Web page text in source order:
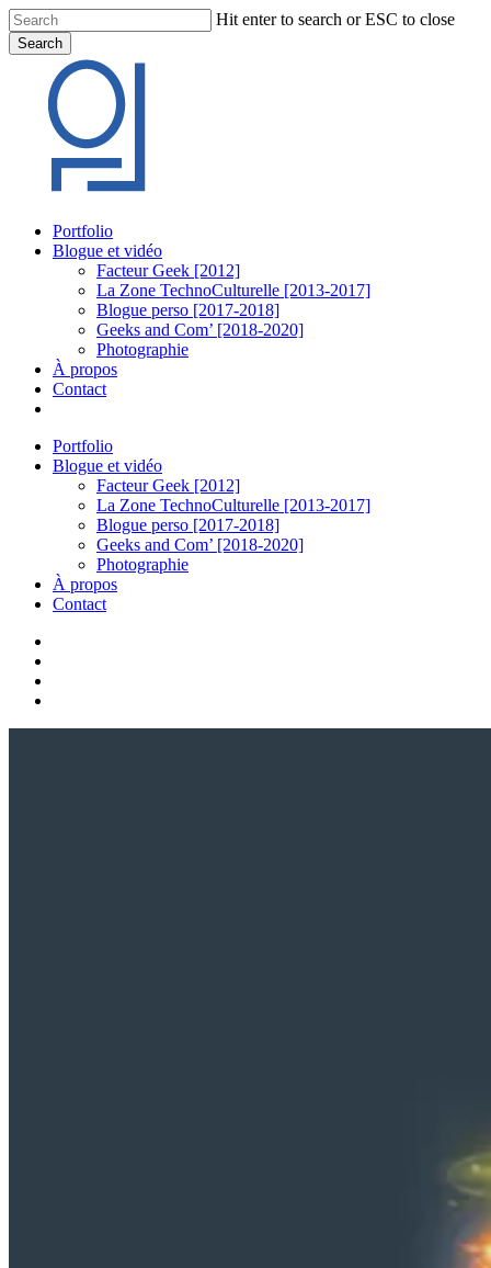
Skip
to
main
content
Hit enter to search or ESC to close
Search
Search
Menu
Portfolio
Blogue et vidéo
Facteur Geek [2012]
La Zone TechnoCulturelle [2013-2017]
Blogue perso [2017-2018]
Geeks and Com’ [2018-2020]
Photographie
À propos
Contact
Portfolio
Blogue et vidéo
Facteur Geek [2012]
La Zone TechnoCulturelle [2013-2017]
Blogue perso [2017-2018]
Geeks and Com’ [2018-2020]
Photographie
À propos
Contact